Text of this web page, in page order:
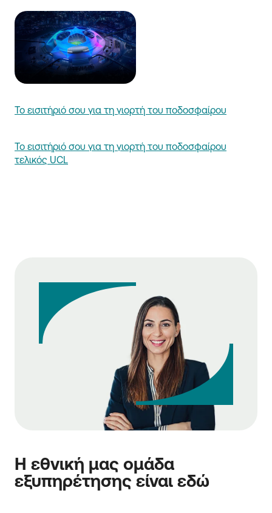
Το εισιτήριό σου για τη γιορτή του ποδοσφαίρου
Το εισιτήριό σου για τη γιορτή του ποδοσφαίρου
τελικός UCL
Η εθνική μας ομάδα
εξυπηρέτησης είναι εδώ